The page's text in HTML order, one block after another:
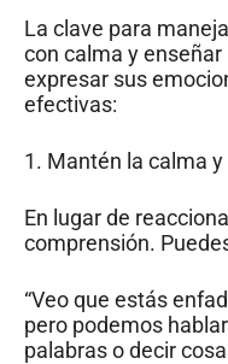
La clave para
con calma y
expresar sus
efectivas:
1. Mantén la calma
En lugar de
comprensión.
“Veo que estás
pero podemos
palabras o decir